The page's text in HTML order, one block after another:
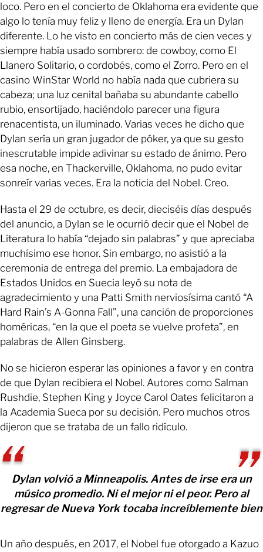
loco. Pero en el concierto de Oklahoma era evidente que
algo lo tenía muy feliz y lleno de energía. Era un Dylan
diferente. Lo he visto en concierto más de cien veces y
siempre había usado sombrero: de cowboy, como El
Llanero Solitario, o cordobés, como el Zorro. Pero en el
casino WinStar World no había nada que cubriera su
cabeza; una luz cenital bañaba su abundante cabello
rubio, ensortijado, haciéndolo parecer una figura
renacentista, un iluminado. Varias veces he dicho que
Dylan sería un gran jugador de póker, ya que su gesto
inescrutable impide adivinar su estado de ánimo. Pero
esa noche, en Thackerville, Oklahoma, no pudo evitar
sonreír varias veces. Era la noticia del Nobel. Creo.
Hasta el 29 de octubre, es decir, dieciséis días después
del anuncio, a Dylan se le ocurrió decir que el Nobel de
Literatura lo había “dejado sin palabras” y que apreciaba
muchísimo ese honor. Sin embargo, no asistió a la
ceremonia de entrega del premio. La embajadora de
Estados Unidos en Suecia leyó su nota de
agradecimiento y una Patti Smith nerviosísima cantó “A
Hard Rain’s A-Gonna Fall”, una canción de proporciones
homéricas, “en la que el poeta se vuelve profeta”, en
palabras de Allen Ginsberg.
No se hicieron esperar las opiniones a favor y en contra
de que Dylan recibiera el Nobel. Autores como Salman
Rushdie, Stephen King y Joyce Carol Oates felicitaron a
la Academia Sueca por su decisión. Pero muchos otros
dijeron que se trataba de un fallo ridículo.
Dylan volvió a Minneapolis. Antes de irse era un
músico promedio. Ni el mejor ni el peor. Pero al
regresar de Nueva York tocaba increíblemente bien
Un año después, en 2017, el Nobel fue otorgado a Kazuo